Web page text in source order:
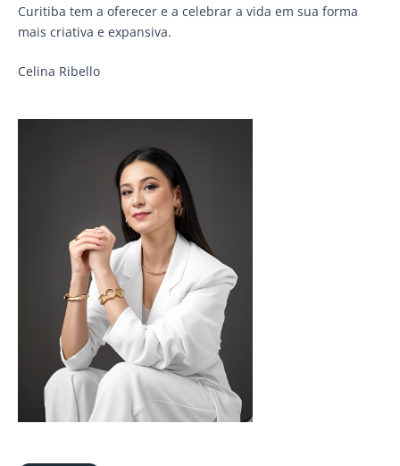
Curitiba tem a oferecer e a celebrar a vida em sua forma
mais criativa e expansiva.
Celina Ribello